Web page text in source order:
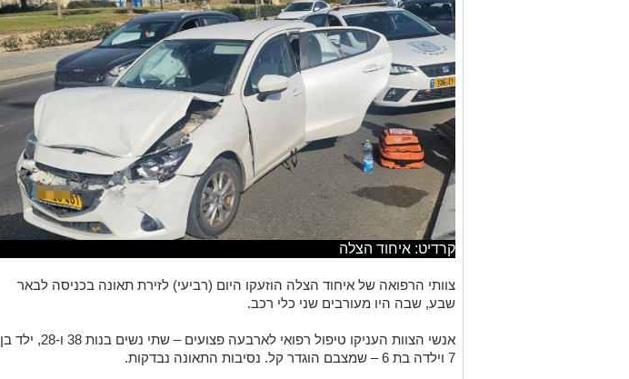
קרדיט: איחוד הצלה
צוותי הרפואה של איחוד הצלה הוזעקו היום (רביעי) לזירת תאונה בכניסה לבאר
שבע, שבה היו מעורבים שני כלי רכב.
אנשי הצוות העניקו טיפול רפואי לארבעה פצועים – שתי נשים בנות 38 ו-28, ילד בן
7 וילדה בת 6 – שמצבם הוגדר קל. נסיבות התאונה נבדקות.